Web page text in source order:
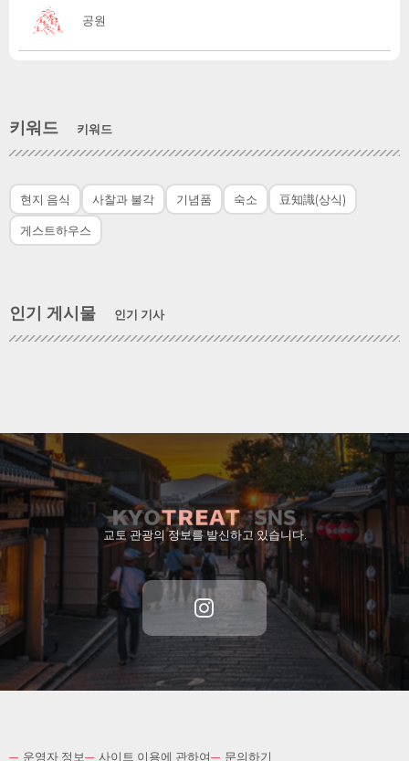
공원
키워드 키워드
현지 음식 사찰과 불각 기념품 숙소 豆知識(상식)
게스트하우스
인기 게시물 인기 기사
교토 관광의 정보를 발신하고 있습니다.
운영자 정보 사이트 이용에 관하여 문의하기